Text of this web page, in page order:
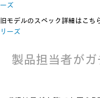
ーズ
旧モデルのスペック詳細はこち
リーズ
製品担当者が